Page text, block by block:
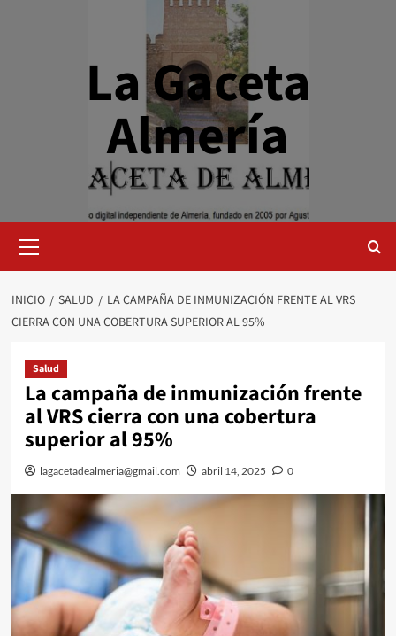
La Gaceta
Almería
primario
INICIO SALUD
LA CAMPAÑA DE INMUNIZACIÓN FRENTE AL VRS
CIERRA CON UNA COBERTURA SUPERIOR AL 95%
Salud
La campaña de inmunización frente
al VRS cierra con una cobertura
superior al 95%
lagacetadealmeria@gmail.com abril 14, 2025 0